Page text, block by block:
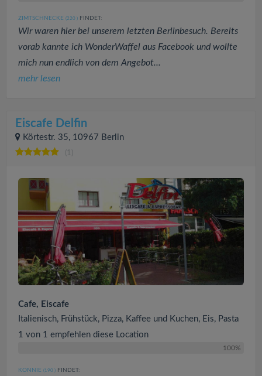
ZIMTSCHNECKE (220 ) FINDET:
Wir waren hier bei unserem letzten Berlinbesuch. Bereits
vorab kannte ich WonderWaffel aus Facebook und wollte
mich nun endlich von dem Angebot...
mehr lesen
Eiscafe Delfin
Körtestr. 35, 10967 Berlin
(1)
Cafe, Eiscafe
Italienisch, Frühstück, Pizza, Kaffee und Kuchen, Eis, Pasta
1 von 1 empfehlen diese Location
100%
KONNIE (190 ) FINDET: